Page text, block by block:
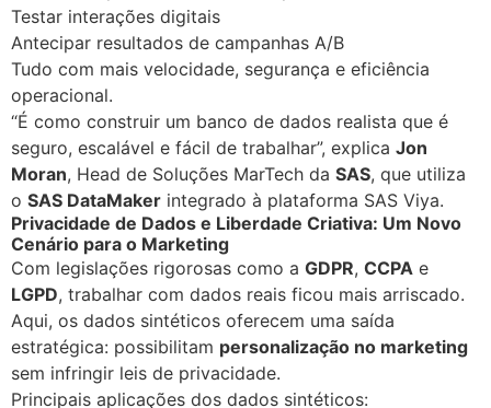
Testar interações digitais
Antecipar resultados de campanhas A/B
Tudo com mais velocidade, segurança e eficiência
operacional.
“É como construir um banco de dados realista que é
seguro, escalável e fácil de trabalhar”, explica Jon
Moran, Head de Soluções MarTech da SAS, que utiliza
o SAS DataMaker integrado à plataforma SAS Viya.
Privacidade de Dados e Liberdade Criativa: Um Novo
Cenário para o Marketing
Com legislações rigorosas como a GDPR, CCPA e
LGPD, trabalhar com dados reais ficou mais arriscado.
Aqui, os dados sintéticos oferecem uma saída
estratégica: possibilitam personalização no marketing
sem infringir leis de privacidade.
Principais aplicações dos dados sintéticos: